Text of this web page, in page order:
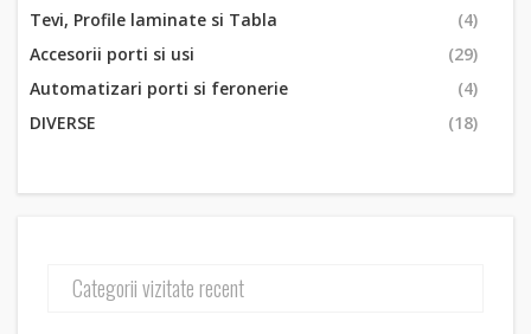
Tevi, Profile laminate si Tabla
(4)
Accesorii porti si usi
(29)
Automatizari porti si feronerie
(4)
DIVERSE
(18)
Categorii vizitate recent